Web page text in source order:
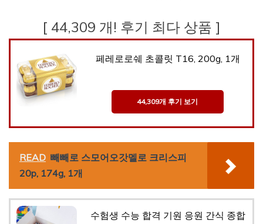
[ 44,309 개! 후기 최다 상품 ]
페레로로쉐 초콜릿 T16, 200g, 1개
44,309개 후기 보기
READ 빼빼로 스모어오갓멜로 크리스피
20p, 174g, 1개
수험생 수능 합격 기원 응원 간식 종합